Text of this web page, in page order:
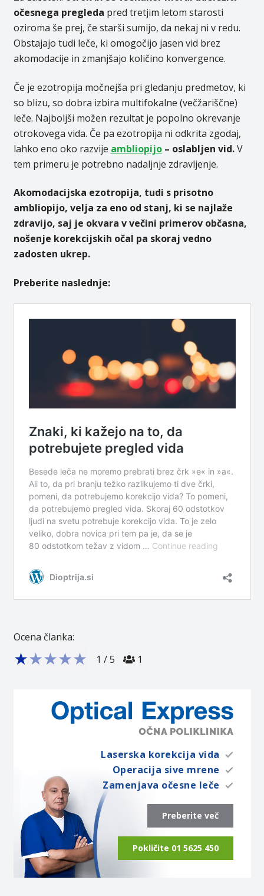
očesnega pregleda pred tretjim letom starosti
oziroma še prej, če starši sumijo, da nekaj ni v redu.
Obstajajo tudi leče, ki omogočijo jasen vid brez
akomodacije in zmanjšajo količino konvergence.
Če je ezotropija močnejša pri gledanju predmetov, ki
so blizu, so dobra izbira multifokalne (večžariščne)
leče. Najboljši možen rezultat je popolno okrevanje
otrokovega vida. Če pa ezotropija ni odkrita zgodaj,
lahko eno oko razvije ambliopijo– oslabljen vid.V
tem primeru je potrebno nadaljnje zdravljenje.
Akomodacijska ezotropija, tudi s prisotno
ambliopijo, velja za eno od stanj, ki se najlaže
zdravijo, saj je okvara v večini primerov občasna,
nošenje korekcijskih očal pa skoraj vedno
zadosten ukrep.
Preberite naslednje:
Ocena članka:
★★★★★ 1 /5 1
Laserska korekcija vida
Operacija sive mrene
Zamenjava očesne leče
Preberite več
Pokličite 01 5625 450